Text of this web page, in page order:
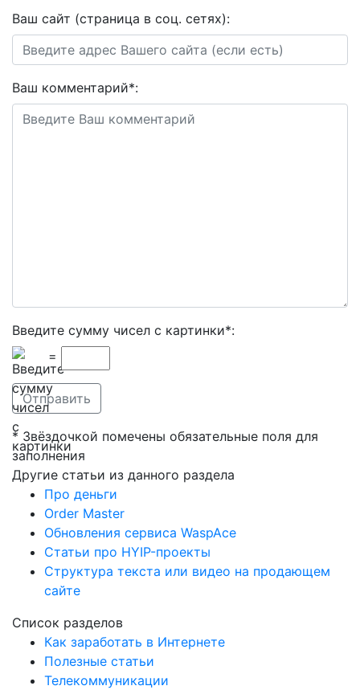
Ваш сайт (страница в соц. сетях):
Ваш комментарий*:
Введите сумму чисел с картинки*:
=
* Звёздочкой помечены обязательные поля для
заполнения
Другие статьи из данного раздела
Про деньги
Order Master
Обновления сервиса WaspAce
Статьи про HYIP-проекты
Структура текста или видео на продающем
сайте
Список разделов
Как заработать в Интернете
Полезные статьи
Телекоммуникации